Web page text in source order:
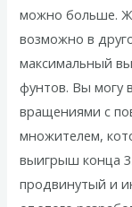
можно больше.
возможно в
максимальный
фунтов. Вы могу
вращениями с
множителем,
выигрыш конца
продвинутый и